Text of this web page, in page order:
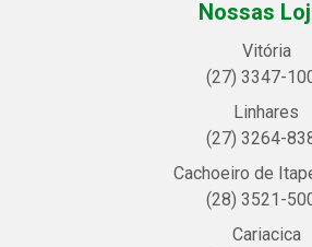
Nossas
Vitória
(27) 3347-
Linhares
(27) 3264-
Cachoeiro de
(28) 3521-
Cariacica